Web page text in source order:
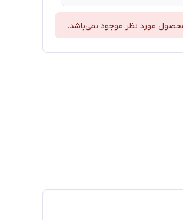
مورد نظر موجود نمی‌باشد.